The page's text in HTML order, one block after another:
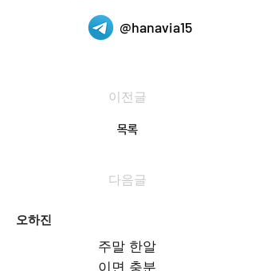
@hanavia15
이전글
목록
다음글
오하진
주말 한알
이면 충분